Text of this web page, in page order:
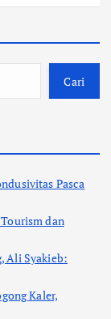
Cari
Pasca
dan
Ali Syakieb:
Kaler,